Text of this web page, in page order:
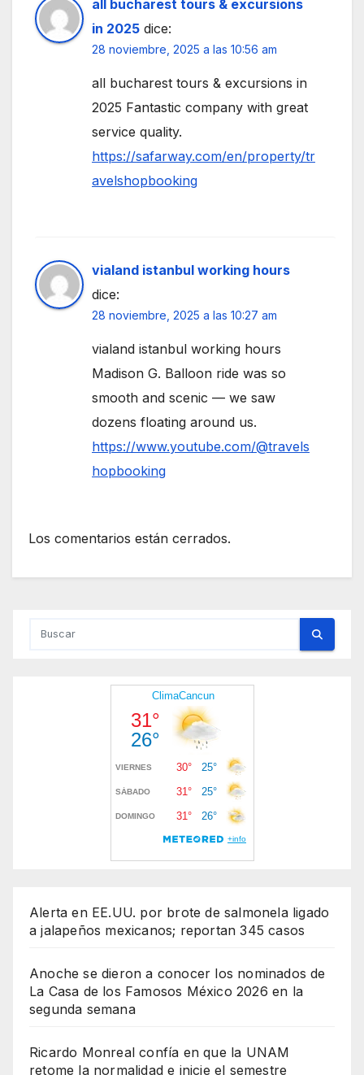
all bucharest tours & excursions
in 2025 dice:
28 noviembre, 2025 a las 10:56 am
all bucharest tours & excursions in
2025 Fantastic company with great
service quality.
https://safarway.com/en/property/tr
avelshopbooking
vialand istanbul working hours
dice:
28 noviembre, 2025 a las 10:27 am
vialand istanbul working hours
Madison G. Balloon ride was so
smooth and scenic — we saw
dozens floating around us.
https://www.youtube.com/@travels
hopbooking
Los comentarios están cerrados.
Alerta en EE.UU. por brote de salmonela ligado
a jalapeños mexicanos; reportan 345 casos
Anoche se dieron a conocer los nominados de
La Casa de los Famosos México 2026 en la
segunda semana
Ricardo Monreal confía en que la UNAM
retome la normalidad e inicie el semestre